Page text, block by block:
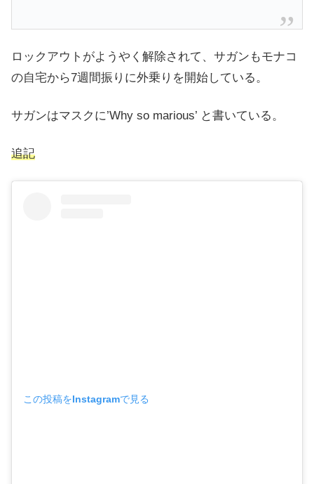
ロックアウトがようやく解除されて、サガンもモナコ
の自宅から7週間振りに外乗りを開始している。
サガンはマスクに’Why so marious’ と書いている。
追記
この投稿をInstagramで見る